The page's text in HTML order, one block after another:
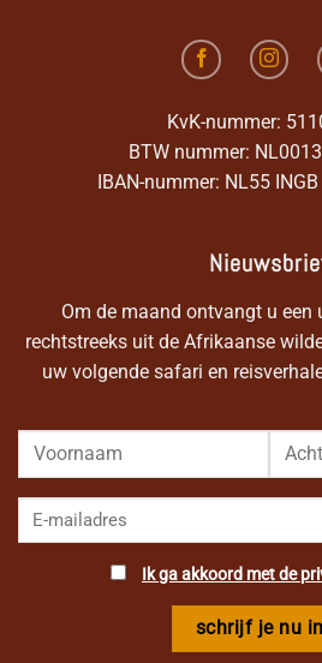
KvK-nummer:
BTW nummer:
IBAN-nummer: NL55
Om de maand ontvangt u een
rechtstreeks uit de Afrikaanse
uw volgende safari en
Ik ga akkoord met de